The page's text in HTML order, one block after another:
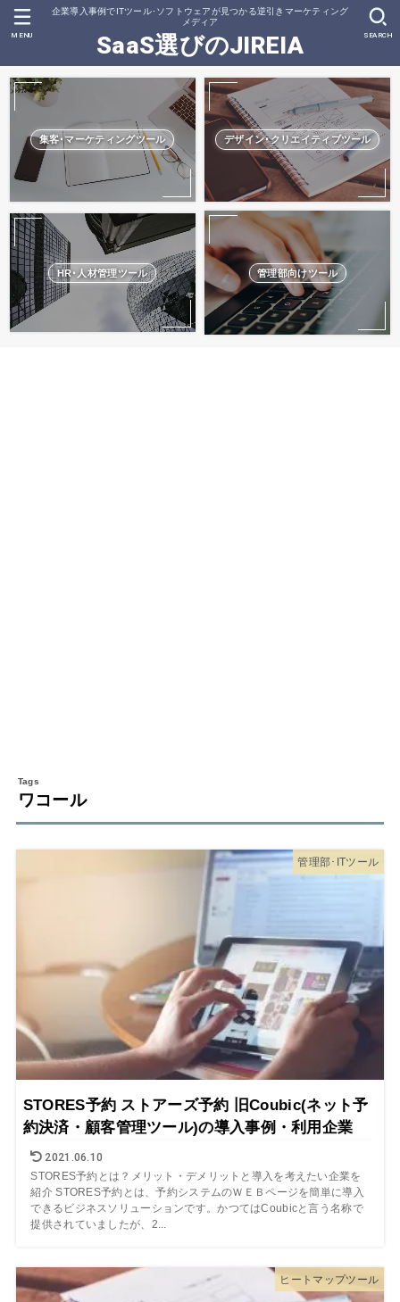
企業導入事例でITツール･ソフトウェアが見つかる逆引きマーケティング
メディア
SaaS選びのJIREIA SEARCH
MENU
集客･マーケティングツール デザイン･クリエイティブツール
HR･人材管理ツール 管理部向けツール
ワコール
管理部･ITツール
STORES予約 ストアーズ予約 旧Coubic(ネット予
約決済・顧客管理ツール)の導入事例・利用企業
2021.06.10
STORES予約とは？メリット・デメリットと導入を考えたい企業を
紹介 STORES予約とは、予約システムのＷＥＢページを簡単に導入
できるビジネスソリューションです。かつてはCoubicと言う名称で
提供されていましたが、2...
ヒートマップツール